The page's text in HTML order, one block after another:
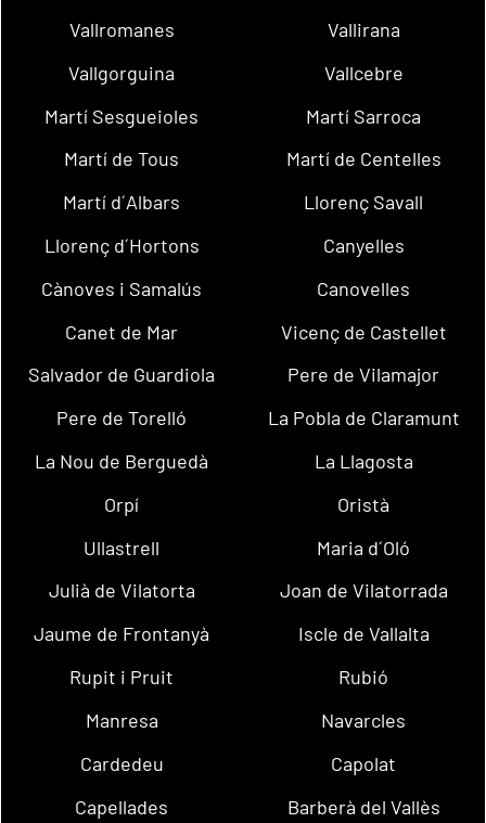
Vallromanes
Vallirana
Vallgorguina
Vallcebre
Martí Sesgueioles
Martí Sarroca
Martí de Tous
Martí de Centelles
Martí d´Albars
Llorenç Savall
Llorenç d´Hortons
Canyelles
Cànoves i Samalús
Canovelles
Canet de Mar
Vicenç de Castellet
Salvador de Guardiola
Pere de Vilamajor
Pere de Torelló
La Pobla de Claramunt
La Nou de Berguedà
La Llagosta
Orpí
Oristà
Ullastrell
Maria d´Oló
Julià de Vilatorta
Joan de Vilatorrada
Jaume de Frontanyà
Iscle de Vallalta
Rupit i Pruit
Rubió
Manresa
Navarcles
Cardedeu
Capolat
Capellades
Barberà del Vallès